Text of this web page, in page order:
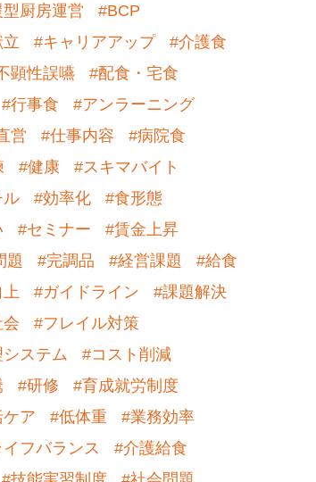
厨房運営
#BCP
#キャリアアップ
#介護食
顕性誤嚥
#配食・宅食
#行事食
#アンラーニング
営 #仕事内容
#病院食
#健康
#スキマバイト
ル
#効率化
#食形態
#セミナー
#賃金上昇
題
#完調品 #経営課題
#給食
#ガイドライン
#課題解決
#フレイル対策
ステム
#コスト削減
#研修
#育成就労制度
ア
#低体重
#業務効率
フバランス
#介護給食